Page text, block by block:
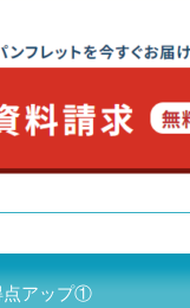
アップ①